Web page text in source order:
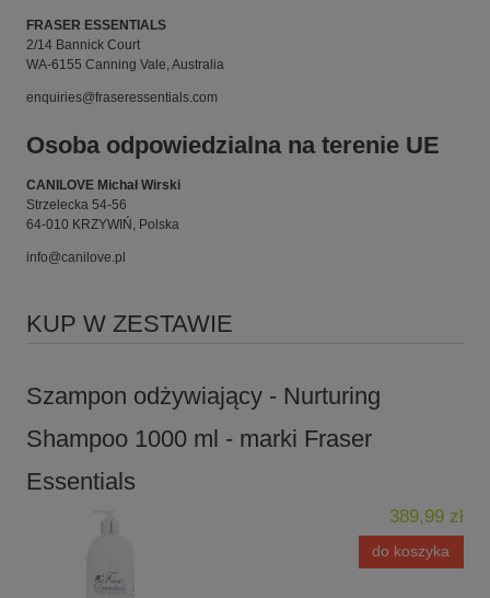
FRASER ESSENTIALS
2/14 Bannick Court
WA-6155 Canning Vale, Australia
enquiries@fraseressentials.com
Osoba odpowiedzialna na terenie UE
CANILOVE Michał Wirski
Strzelecka 54-56
64-010 KRZYWIŃ, Polska
info@canilove.pl
KUP W ZESTAWIE
Szampon odżywiający - Nurturing
Shampoo 1000 ml - marki Fraser
Essentials
389,99 zł
do koszyka